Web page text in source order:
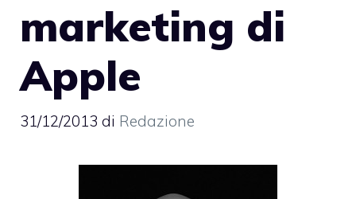
marketing di
Apple
31/12/2013 di Redazione